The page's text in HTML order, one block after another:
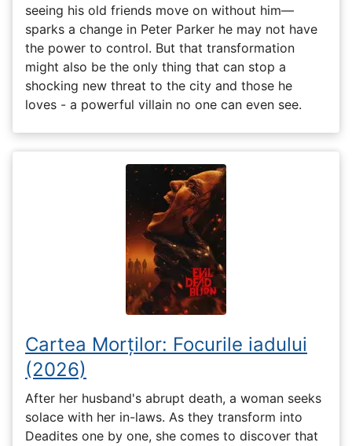
seeing his old friends move on without him—
sparks a change in Peter Parker he may not have
the power to control. But that transformation
might also be the only thing that can stop a
shocking new threat to the city and those he
loves - a powerful villain no one can even see.
Cartea Morților: Focurile iadului
(2026)
After her husband's abrupt death, a woman seeks
solace with her in-laws. As they transform into
Deadites one by one, she comes to discover that